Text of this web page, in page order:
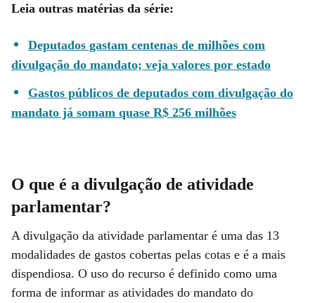
Leia outras matérias da série:
Deputados gastam centenas de milhões com
divulgação do mandato; veja valores por estado
Gastos públicos de deputados com divulgação do
mandato já somam quase R$ 256 milhões
O que é a divulgação de atividade
parlamentar?
A divulgação da atividade parlamentar é uma das 13
modalidades de gastos cobertas pelas cotas e é a mais
dispendiosa. O uso do recurso é definido como uma
forma de informar as atividades do mandato do